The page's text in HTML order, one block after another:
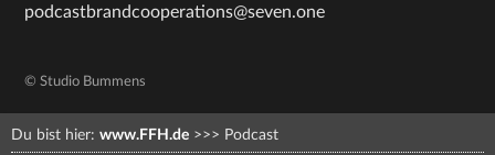
podcastbrandcooperations@seven.one
© Studio Bummens
Du bist hier: www.FFH.de >>> Podcast